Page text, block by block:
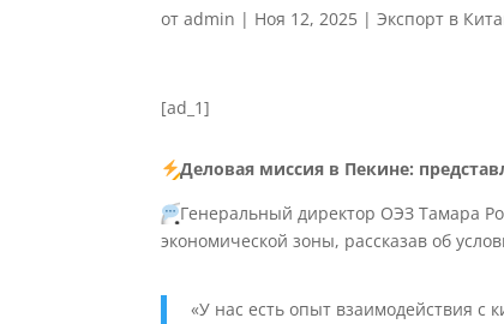
отadmin | Ноя 12, 2025 |Экспорт в
[ad_1]
Деловая миссия в Пекине:
Генеральный директор ОЭЗ Тамара
экономической зоны, рассказав об
«У нас есть опыт взаимодействия